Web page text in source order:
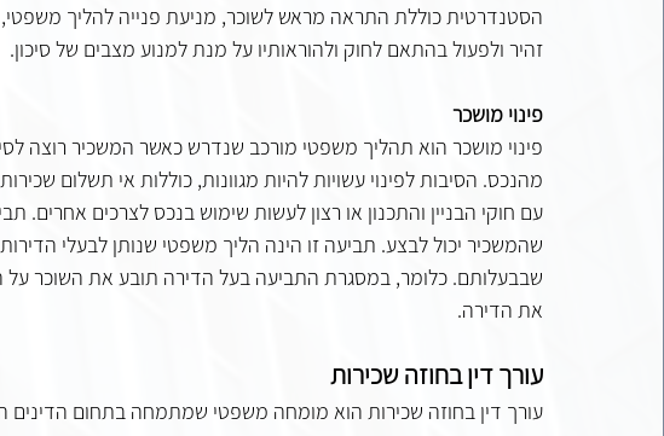
הסטנדרטית כוללת התראה מראש לשוכר, מניעת פנייה להליך משפטי,
זהיר ולפעול בהתאם לחוק ולהוראותיו על מנת למנוע מצבים של סיכון.
פינוי מושכר
פינוי מושכר הוא תהליך משפטי מורכב שנדרש כאשר המשכיר רוצה
מהנכס. הסיבות לפינוי עשויות להיות מגוונות, כוללות אי תשלום
עם חוקי הבניין והתכנון או רצון לעשות שימוש בנכס לצרכים אחרים.
שהמשכיר יכול לבצע. תביעה זו הינה הליך משפטי שנותן לבעלי
שבבעלותם. כלומר, במסגרת התביעה בעל הדירה תובע את השוכר על
את הדירה.
עורך דין בחוזה שכירות
עורך דין בחוזה שכירות הוא מומחה משפטי שמתמחה בתחום הדינים